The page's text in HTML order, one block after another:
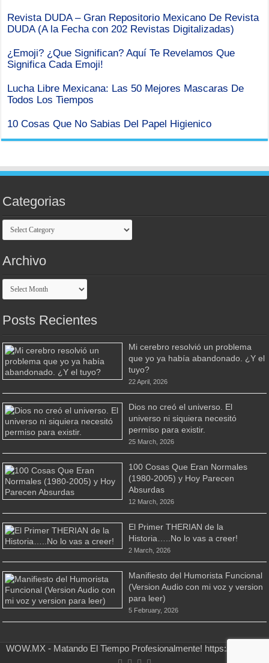
Revista DUDA – Gran Repositorio Mexicano De Revista
DUDA (A la Fecha con 202 Revistas Digitalizadas)
¿Emoji? ¿Que Significan? Aquí Te Revelamos Que
Significa Cada Emoji!
Lucha Libre Mexicana: Las 50 Mejores Mascaras De
Todos Los Tiempos
10 Cosas Que No Sabias Del Papel Higienico
Categorias
Categorias
Archivo
Archivo
Posts Recientes
Mi cerebro resolvió un problema
que yo ya había abandonado. ¿Y el
tuyo?
22 April, 2026
Dios no creó el universo. El
universo ni siquiera necesitó
permiso para existir.
25 March, 2026
100 Cosas Que Eran Normales
(1980-2005) y Hoy Parecen
Absurdas
12 March, 2026
El Primer THERIAN de la
Historia…..No lo vas a creer!
2 March, 2026
Manifiesto del Humorista Funcional
(Version Audio con mi voz y version
para leer)
5 February, 2026
WOW.MX - Matando El Tiempo Profesionalmente! https://wow.mx